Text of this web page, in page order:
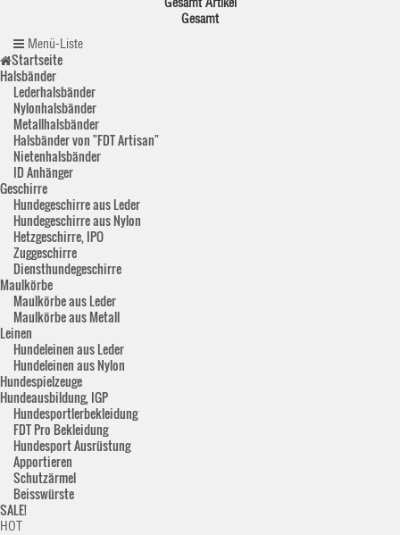
Gesamt
Menü-Liste
Startseite
Halsbänder
Lederhalsbänder
Nylonhalsbänder
Metallhalsbänder
Halsbänder von "FDT Artisan"
Nietenhalsbänder
ID Anhänger
Geschirre
Hundegeschirre aus Leder
Hundegeschirre aus Nylon
Hetzgeschirre, IPO
Zuggeschirre
Diensthundegeschirre
Maulkörbe
Maulkörbe aus Leder
Maulkörbe aus Metall
Leinen
Hundeleinen aus Leder
Hundeleinen aus Nylon
Hundespielzeuge
Hundeausbildung, IGP
Hundesportlerbekleidung
FDT Pro Bekleidung
Hundesport Ausrüstung
Apportieren
Schutzärmel
Beisswürste
SALE!
HOT